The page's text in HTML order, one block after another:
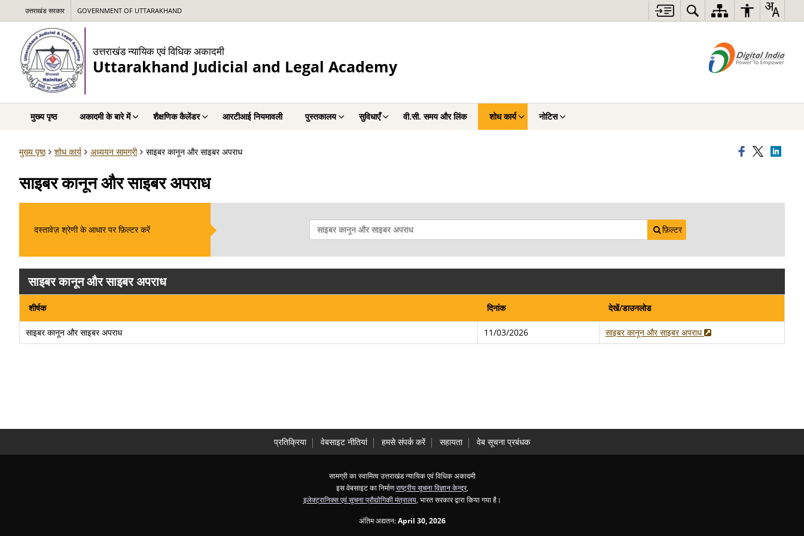
उत्तराखंड सरकार GOVERNMENT OF UTTARAKHAND
उत्तराखंड न्यायिक एवं विधिक अकादमी
Uttarakhand Judicial and Legal Academy
मुख्य पृष्ठ अकादमी के बारे में शैक्षणिक कैलेंडर आरटीआई नियमावली पुस्तकालय सुविधाएँ वी.सी. समय और लिंक शोध कार्य नोटिस
मुख्य पृष्ठ शोध कार्य अध्ययन सामग्री साइबर कानून और साइबर अपराध
साइबर कानून और साइबर अपराध
दस्तावेज़ श्रेणी के आधार पर फ़िल्टर करें फ़िल्टर
साइबर कानून और साइबर अपराध
शीर्षक दिनांक देखें/डाउनलोड
साइबर कानून और साइबर अपराध 11/03/2026 साइबर कानून और साइबर अपराध
प्रतिक्रिया वेबसाइट नीतियां हमसे संपर्क करें सहायता वेब सूचना प्रबंधक
सामग्री का स्वामित्व उत्तराखंड न्यायिक एवं विधिक अकादमी
इस वेबसाइट का निर्माणराष्ट्रीय सूचना विज्ञान केन्द्र,
इलेक्ट्रानिक्स एवं सूचना प्रौद्योगिकी मंत्रालय, भारत सरकार द्वारा किया गया है।
अंतिम अद्यतन:April 30, 2026